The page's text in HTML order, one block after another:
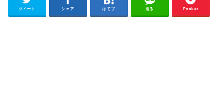
ツイート シェア はてブ 送る Pocket